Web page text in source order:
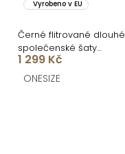
Vyrobeno v EU
Černé flitrované dlouhé
společenské šaty
MIDNIGHT
1 299 Kč
ONESIZE